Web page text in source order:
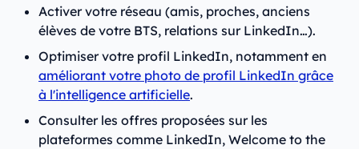
Activer votre réseau (amis, proches, anciens
élèves de votre BTS, relations sur LinkedIn…).
Optimiser votre profil LinkedIn, notamment en
améliorant votre photo de profil LinkedIn grâce
à l'intelligence artificielle.
Consulter les offres proposées sur les
plateformes comme LinkedIn, Welcome to the